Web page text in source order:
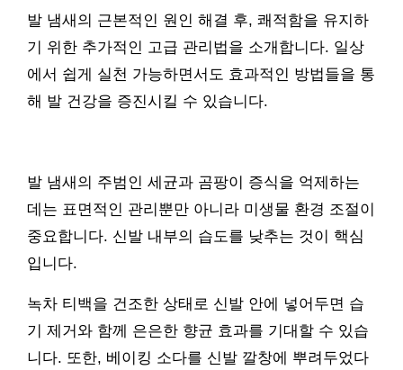
발 냄새의 근본적인 원인 해결 후, 쾌적함을 유지하
기 위한 추가적인 고급 관리법을 소개합니다. 일상
에서 쉽게 실천 가능하면서도 효과적인 방법들을 통
해 발 건강을 증진시킬 수 있습니다.
발 냄새의 주범인 세균과 곰팡이 증식을 억제하는
데는 표면적인 관리뿐만 아니라 미생물 환경 조절이
중요합니다. 신발 내부의 습도를 낮추는 것이 핵심
입니다.
녹차 티백을 건조한 상태로 신발 안에 넣어두면 습
기 제거와 함께 은은한 향균 효과를 기대할 수 있습
니다. 또한, 베이킹 소다를 신발 깔창에 뿌려두었다